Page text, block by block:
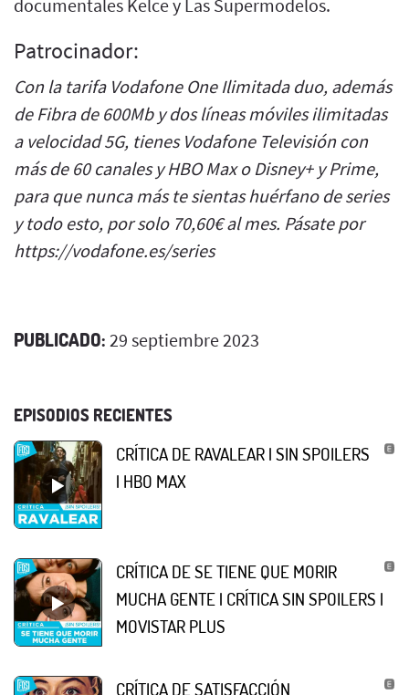
documentales Kelce y Las Supermodelos.
Patrocinador:
Con la tarifa Vodafone One Ilimitada duo, además
de Fibra de 600Mb y dos líneas móviles ilimitadas
a velocidad 5G, tienes Vodafone Televisión con
más de 60 canales y HBO Max o Disney+ y Prime,
para que nunca más te sientas huérfano de series
y todo esto, por solo 70,60€ al mes. Pásate por
https://vodafone.es/series
PUBLICADO: 29 septiembre 2023
EPISODIOS RECIENTES
CRÍTICA DE RAVALEAR | SIN SPOILERS
| HBO MAX
CRÍTICA DE SE TIENE QUE MORIR
MUCHA GENTE | CRÍTICA SIN SPOILERS |
MOVISTAR PLUS
CRÍTICA DE SATISFACCIÓN